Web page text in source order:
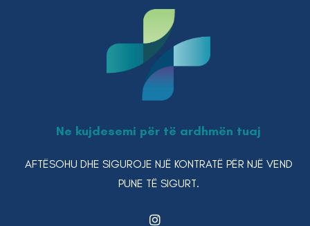
Ne kujdesemi për të ardhmën tuaj
AFTËSOHU DHE SIGUROJE NJË KONTRATË PËR NJË VEND
PUNE TË SIGURT.